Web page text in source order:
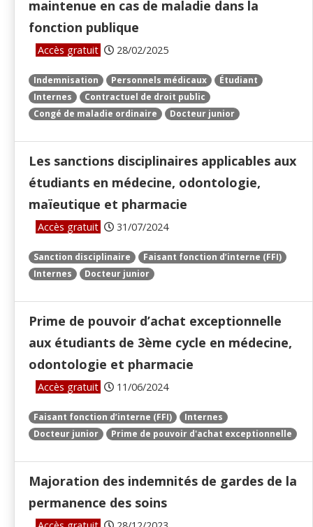
maintenue en cas de maladie dans la
fonction publique
Accès gratuit 28/02/2025
Indemnisation Personnels médicaux
Étudiant
Internes
Contractuel de droit public
Congé de maladie ordinaire
Docteur junior
Les sanctions disciplinaires applicables aux
étudiants en médecine, odontologie,
maïeutique et pharmacie
Accès gratuit 31/07/2024
Sanction disciplinaire
Faisant fonction d’interne (FFI)
Internes
Docteur junior
Prime de pouvoir d’achat exceptionnelle
aux étudiants de 3ème cycle en médecine,
odontologie et pharmacie
Accès gratuit 11/06/2024
Faisant fonction d’interne (FFI)
Internes
Docteur junior
Prime de pouvoir d'achat exceptionnelle
Majoration des indemnités de gardes de la
permanence des soins